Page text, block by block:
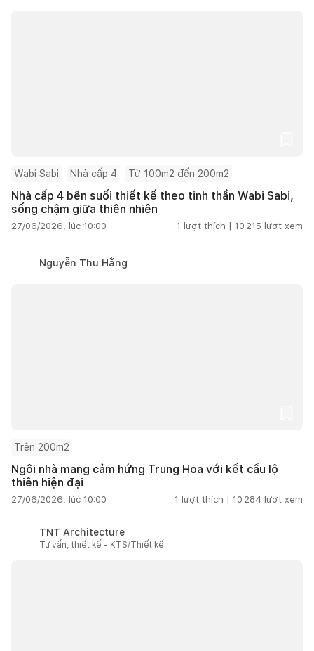
Wabi Sabi Nhà cấp 4 Từ 100m2 đến 200m2
Nhà cấp 4 bên suối thiết kế theo tinh thần Wabi Sabi,
sống chậm giữa thiên nhiên
27/06/2026, lúc 10:00 1 lượt thích | 10.215 lượt xem
Nguyễn Thu Hằng
Trên 200m2
Ngôi nhà mang cảm hứng Trung Hoa với kết cấu lộ
thiên hiện đại
27/06/2026, lúc 10:00 1 lượt thích | 10.284 lượt xem
TNT Architecture
Tư vấn, thiết kế - KTS/Thiết kế